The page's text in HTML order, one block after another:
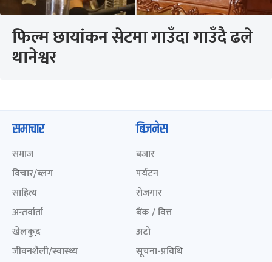
फिल्म छायांकन सेटमा गाउँदा गाउँदै ढले
थानेश्वर
समाचार
समाज
विचार/ब्लग
साहित्य
अन्तर्वार्ता
खेलकुद़़
जीवनशैली/स्वास्थ्य
बिजनेस
बजार
पर्यटन
रोजगार
बैंक / वित्त
अटो
सूचना-प्रविधि